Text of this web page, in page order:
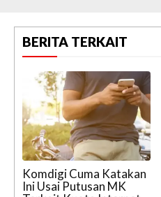
BERITA TERKAIT
Komdigi Cuma Katakan
Ini Usai Putusan MK